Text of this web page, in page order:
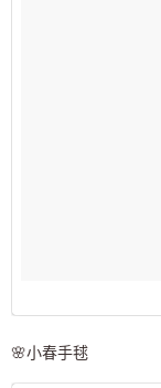
🌸小春手毬